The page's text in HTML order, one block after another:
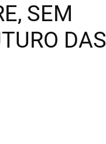
SEM
DAS